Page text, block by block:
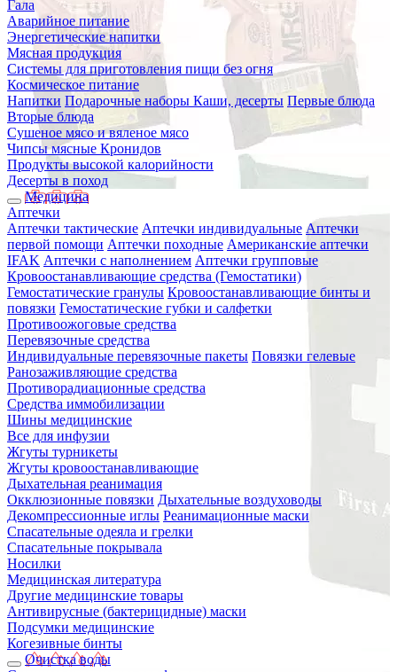
Гала
Аварийное питание
Энергетические напитки
Мясная продукция
Системы для приготовления пищи без огня
Космическое питание
Напитки Подарочные наборы Каши, десерты Первые блюда
Вторые блюда
Сушеное мясо и вяленое мясо
Чипсы мясные Кронидов
Продукты высокой калорийности
Десерты в поход
Медицина
Аптечки
Аптечки тактические Аптечки индивидуальные Аптечки
первой помощи Аптечки походные Американские аптечки
IFAK Аптечки с наполнением Аптечки групповые
Кровоостанавливающие средства (Гемостатики)
Гемостатические гранулы Кровоостанавливающие бинты и
повязки Гемостатические губки и салфетки
Противоожоговые средства
Перевязочные средства
Индивидуальные перевязочные пакеты Повязки гелевые
Ранозаживляющие средства
Противорадиационные средства
Средства иммобилизации
Шины медицинские
Все для инфузии
Жгуты турникеты
Жгуты кровоостанавливающие
Дыхательная реанимация
Окклюзионные повязки Дыхательные воздуховоды
Декомпрессионные иглы Реанимационные маски
Спасательные одеяла и грелки
Спасательные покрывала
Носилки
Медицинская литература
Другие медицинские товары
Антивирусные (бактерицидные) маски
Подсумки медицинские
Когезивные бинты
Очистка воды